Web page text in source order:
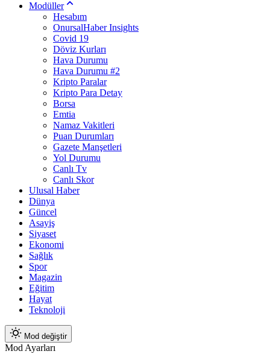
Modüller
Hesabım
OnursalHaber Insights
Covid 19
Döviz Kurları
Hava Durumu
Hava Durumu #2
Kripto Paralar
Kripto Para Detay
Borsa
Emtia
Namaz Vakitleri
Puan Durumları
Gazete Manşetleri
Yol Durumu
Canlı Tv
Canlı Skor
Ulusal Haber
Dünya
Güncel
Asayiş
Siyaset
Ekonomi
Sağlık
Spor
Magazin
Eğitim
Hayat
Teknoloji
Mod değiştir
Mod Ayarları